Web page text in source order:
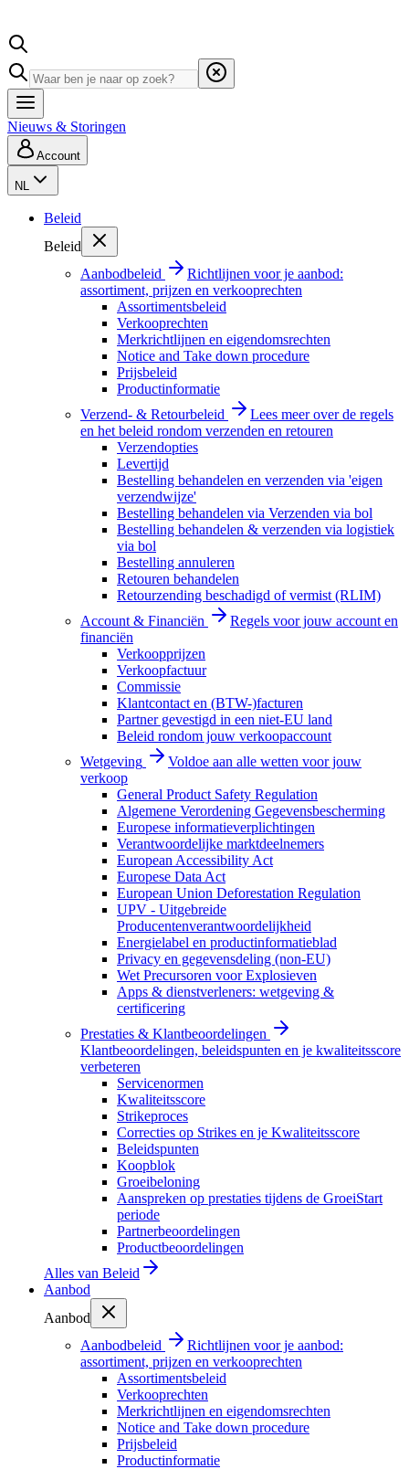
Nieuws & Storingen
Account
NL
Beleid
Beleid
Aanbodbeleid
Richtlijnen voor je aanbod:
assortiment, prijzen en verkooprechten
Assortimentsbeleid
Verkooprechten
Merkrichtlijnen en eigendomsrechten
Notice and Take down procedure
Prijsbeleid
Productinformatie
Verzend- & Retourbeleid
Lees meer over de regels
en het beleid rondom verzenden en retouren
Verzendopties
Levertijd
Bestelling behandelen en verzenden via 'eigen
verzendwijze'
Bestelling behandelen via Verzenden via bol
Bestelling behandelen & verzenden via logistiek
via bol
Bestelling annuleren
Retouren behandelen
Retourzending beschadigd of vermist (RLIM)
Account & Financiën
Regels voor jouw account en
financiën
Verkoopprijzen
Verkoopfactuur
Commissie
Klantcontact en (BTW-)facturen
Partner gevestigd in een niet-EU land
Beleid rondom jouw verkoopaccount
Wetgeving
Voldoe aan alle wetten voor jouw
verkoop
General Product Safety Regulation
Algemene Verordening Gegevensbescherming
Europese informatieverplichtingen
Verantwoordelijke marktdeelnemers
European Accessibility Act
Europese Data Act
European Union Deforestation Regulation
UPV - Uitgebreide
Producentenverantwoordelijkheid
Energielabel en productinformatieblad
Privacy en gegevensdeling (non-EU)
Wet Precursoren voor Explosieven
Apps & dienstverleners: wetgeving &
certificering
Prestaties & Klantbeoordelingen
Klantbeoordelingen, beleidspunten en je kwaliteitsscore
verbeteren
Servicenormen
Kwaliteitsscore
Strikeproces
Correcties op Strikes en je Kwaliteitsscore
Beleidspunten
Koopblok
Groeibeloning
Aanspreken op prestaties tijdens de GroeiStart
periode
Partnerbeoordelingen
Productbeoordelingen
Alles van Beleid
Aanbod
Aanbod
Aanbodbeleid
Richtlijnen voor je aanbod:
assortiment, prijzen en verkooprechten
Assortimentsbeleid
Verkooprechten
Merkrichtlijnen en eigendomsrechten
Notice and Take down procedure
Prijsbeleid
Productinformatie